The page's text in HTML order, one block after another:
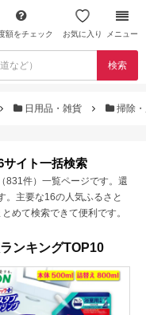
額をチェック お気に入り メニュー
検索
日用品・雑貨 掃除
サイト一括検索
831件）一覧ページです。還
。主要な16の人気ふるさと
めて検索できて便利です。
ンキングTOP10